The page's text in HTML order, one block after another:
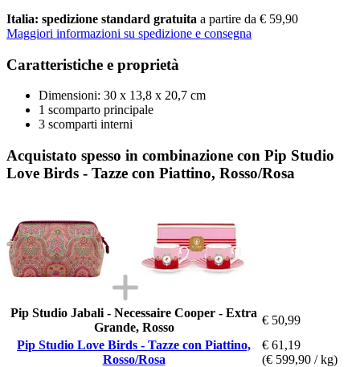
Italia: spedizione standard gratuita a partire da € 59,90
Maggiori informazioni su spedizione e consegna
Caratteristiche e proprietà
Dimensioni: 30 x 13,8 x 20,7 cm
1 scomparto principale
3 scomparti interni
Acquistato spesso in combinazione con Pip Studio
Love Birds - Tazze con Piattino, Rosso/Rosa
Pip Studio Jabali - Necessaire Cooper - Extra
Grande, Rosso
€ 50,99
Pip Studio Love Birds - Tazze con Piattino,
Rosso/Rosa
€ 61,19
(€ 599,90 / kg)